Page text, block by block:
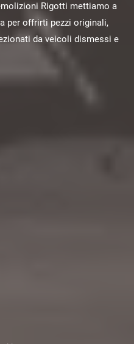
Rigotti mettiamo a
per offrirti pezzi originali,
da veicoli dismessi e